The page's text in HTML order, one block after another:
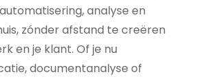
analyse en
zónder afstand te creëren
en je klant. Of je nu
documentanalyse of